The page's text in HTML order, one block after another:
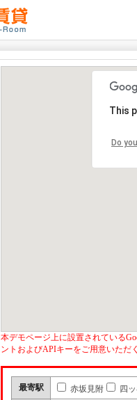
This
Do
本デモページ上に設置されている
ントおよびAPIキーをご用意いただ
最寄駅 赤坂見附 四